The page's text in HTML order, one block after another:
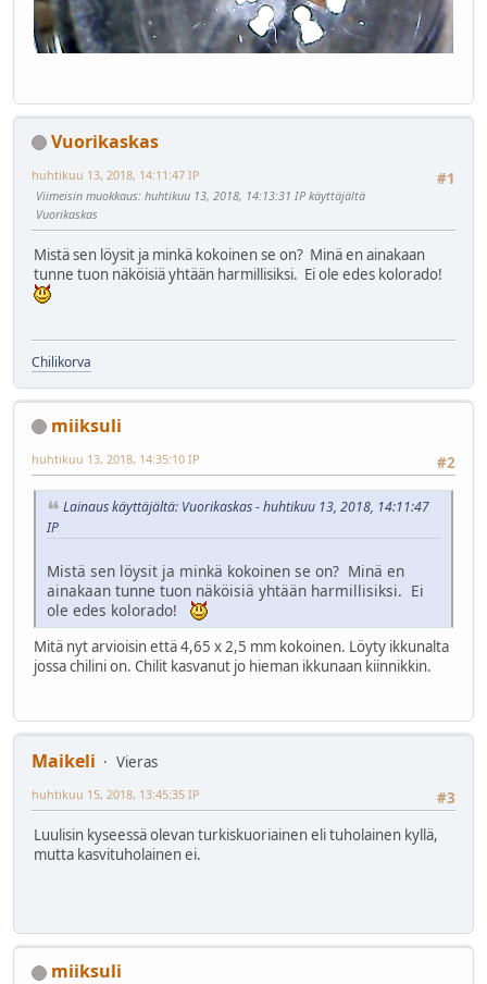
Vuorikaskas
#1
huhtikuu 13, 2018, 14:11:47 IP
Viimeisin muokkaus: huhtikuu 13, 2018, 14:13:31 IP käyttäjältä
Vuorikaskas
Mistä sen löysit ja minkä kokoinen se on? Minä en ainakaan
tunne tuon näköisiä yhtään harmillisiksi. Ei ole edes kolorado!
Chilikorva
miiksuli
#2
huhtikuu 13, 2018, 14:35:10 IP
Lainaus käyttäjältä: Vuorikaskas - huhtikuu 13, 2018, 14:11:47
IP
Mistä sen löysit ja minkä kokoinen se on? Minä en
ainakaan tunne tuon näköisiä yhtään harmillisiksi. Ei
ole edes kolorado!
Mitä nyt arvioisin että 4,65 x 2,5 mm kokoinen. Löyty ikkunalta
jossa chilini on. Chilit kasvanut jo hieman ikkunaan kiinnikkin.
Maikeli
Vieras
#3
huhtikuu 15, 2018, 13:45:35 IP
Luulisin kyseessä olevan turkiskuoriainen eli tuholainen kyllä,
mutta kasvituholainen ei.
miiksuli